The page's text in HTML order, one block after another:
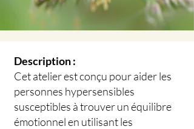
Description :
Cet atelier est conçu pour aider les
personnes hypersensibles
susceptibles à trouver un équilibre
émotionnel en utilisant les